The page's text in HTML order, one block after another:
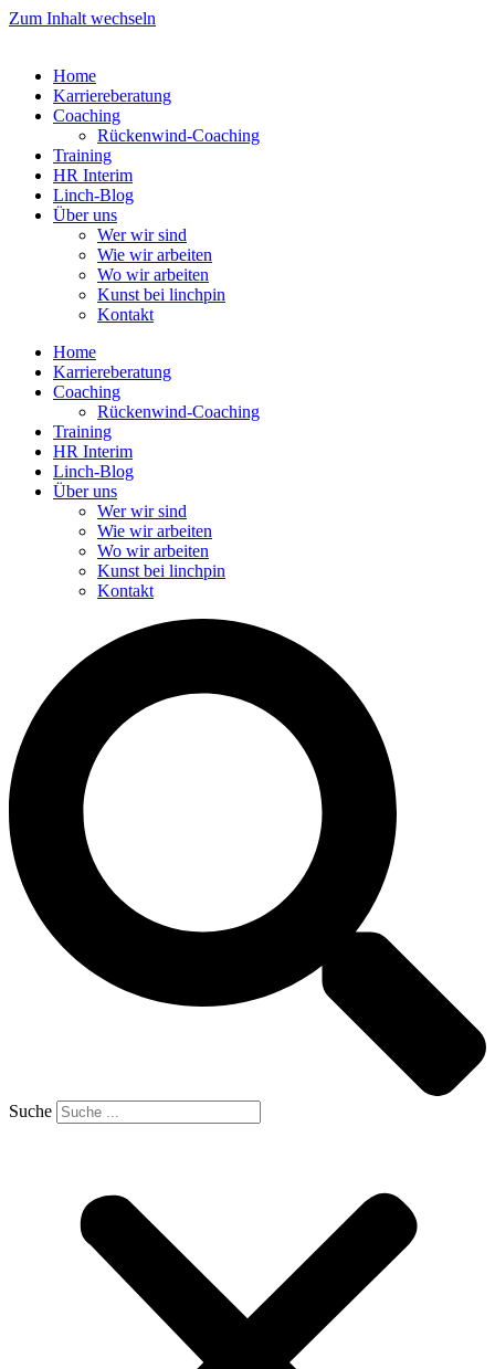
Zum Inhalt wechseln
Home
Karriereberatung
Coaching
Rückenwind-Coaching
Training
HR Interim
Linch-Blog
Über uns
Wer wir sind
Wie wir arbeiten
Wo wir arbeiten
Kunst bei linchpin
Kontakt
Home
Karriereberatung
Coaching
Rückenwind-Coaching
Training
HR Interim
Linch-Blog
Über uns
Wer wir sind
Wie wir arbeiten
Wo wir arbeiten
Kunst bei linchpin
Kontakt
Suche